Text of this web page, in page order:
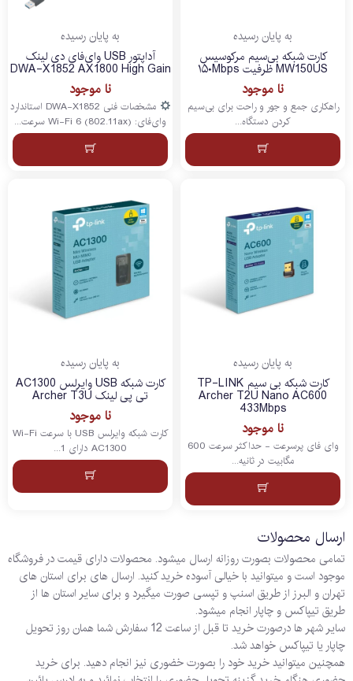
به پایان رسیده
کارت شبکه بی‌سیم مرکوسیس
MW150US ظرفیت ۱۵۰Mbps
نا موجود
راهکاری جمع و جور و راحت برای بی‌سیم
کردن دستگاه...
به پایان رسیده
آداپتور USB وای‌فای دی لینک
DWA-X1852 AX1800 High Gain
نا موجود
مشخصات فنی DWA-X1852 استاندارد
وای‌فای: Wi-Fi 6 (802.11ax) سرعت...
به پایان رسیده
کارت شبکه بی سیم TP-LINK
Archer T2U Nano AC600
433Mbps
نا موجود
وای فای پرسرعت - حداکثر سرعت 600
مگابیت در ثانیه...
به پایان رسیده
کارت شبکه USB وایرلس AC1300
تی پی لینک Archer T3U
نا موجود
کارت شبکه وایرلس USB با سرعت Wi-Fi
AC1300 دارای 1...
ارسال محصولات
تمامی محصولات بصورت روزانه ارسال میشود. محصولات دارای قیمت در فروشگاه
موجود است و میتوانید با خیالی آسوده خرید کنید. ارسال های برای استان های
تهران و البرز از طریق اسنپ و تپسی صورت میگیرد و برای سایر استان ها از
طریق تیپاکس و چاپار انجام میشود.
سایر شهر ها درصورت خرید تا قبل از ساعت 12 سفارش شما همان روز تحویل
چاپار یا تیپاکس خواهد شد.
همچنین میتوانید خرید خود را بصورت خضوری نیز انجام دهید. برای خرید